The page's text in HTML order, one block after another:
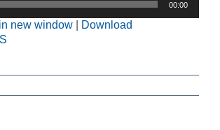
00:00
new window
Download